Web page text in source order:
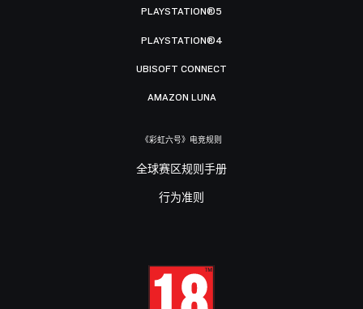
PLAYSTATION®5
PLAYSTATION®4
UBISOFT CONNECT
AMAZON LUNA
《彩虹六号》电竞规则
全球赛区规则手册
行为准则